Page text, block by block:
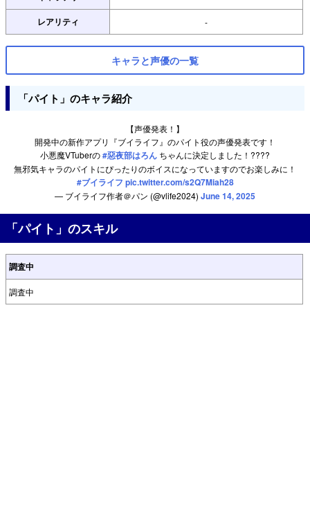
レアリティ -
キャラと声優の一覧
「パイト」のキャラ紹介
【声優発表！】
開発中の新作アプリ『ブイライフ』のパイト役の声優発表です！
小悪魔VTuberの#惡夜部はろん ちゃんに決定しました！????
無邪気キャラのパイトにぴったりのボイスになっていますのでお楽しみに！
#ブイライフ pic.twitter.com/s2Q7Miah28
— ブイライフ作者＠パン (@vlife2024) June 14, 2025
「パイト」のスキル
調査中
調査中